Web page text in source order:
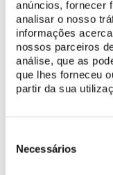
anúncios, fornecer
analisar o nosso
informações
nossos parceiros
análise, que as
que lhes forneceu
partir da sua
Necessários
Paravotar na Parques
https://
monte-da-lua-
, selecionar “Parques
surge assinalado a
depois validá-lo
após este passo, o